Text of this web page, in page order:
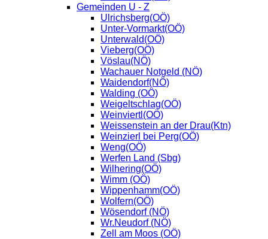
Gemeinden U - Z
Ulrichsberg(OÖ)
Unter-Vormarkt(OÖ)
Unterwald(OÖ)
Vieberg(OÖ)
Vöslau(NÖ)
Wachauer Notgeld (NÖ)
Waidendorf(NÖ)
Walding (OÖ)
Weigeltschlag(OÖ)
Weinviertl(OÖ)
Weissenstein an der Drau(Ktn)
Weinzierl bei Perg(OÖ)
Weng(OÖ)
Werfen Land (Sbg)
Wilhering(OÖ)
Wimm (OÖ)
Wippenhamm(OÖ)
Wolfern(OÖ)
Wösendorf (NÖ)
Wr.Neudorf (NÖ)
Zell am Moos (OÖ)